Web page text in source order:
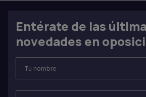
Entérate de las
novedades en